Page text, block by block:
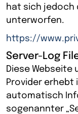
hat sich jedoch
unterworfen.
https://
Server-Log
Diese Webseite
Provider erhebt
automatisch
sogenannter